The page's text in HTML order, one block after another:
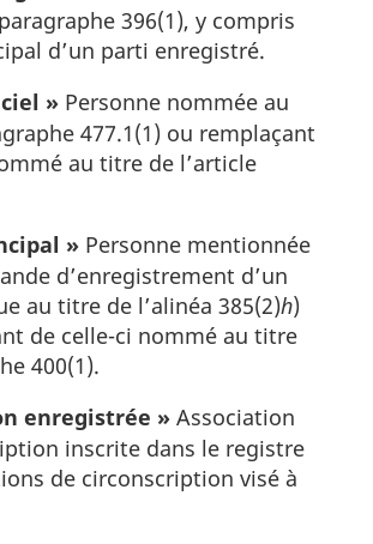
396(1), y compris
d’un parti enregistré.
» Personne nommée au
477.1(1) ou remplaçant
au titre de l’article
» Personne mentionnée
d’enregistrement d’un
au titre de l’alinéa 385(2)h)
de celle-ci nommé au titre
400(1).
enregistrée » Association
inscrite dans le registre
de circonscription visé à